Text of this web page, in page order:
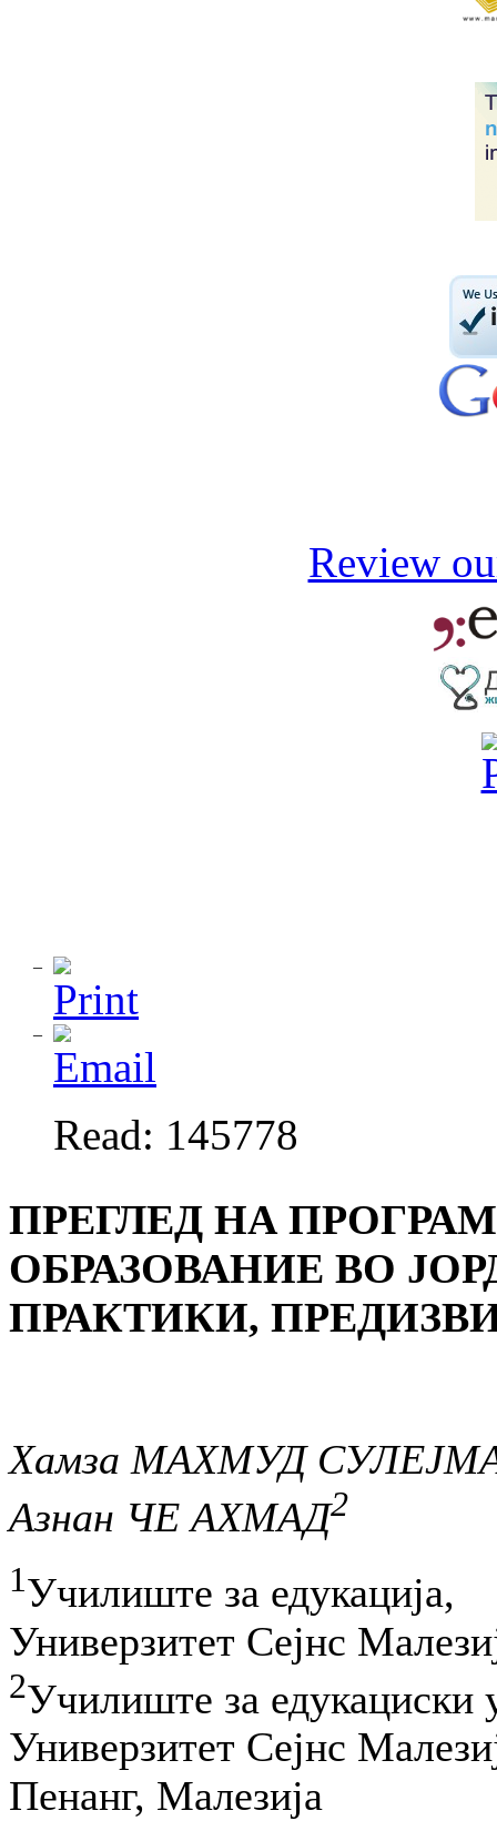
Review
Read: 145778
ПРЕГЛЕД НА
ОБРАЗОВАНИЕ ВО
ПРАКТИКИ,
Хамза МАХМУД
Азнан ЧЕ АХМАД2
1Училиште за едукација,
Универзитет Сејнс
2Училиште за едукациски
Универзитет Сејнс
Пенанг, Малезија